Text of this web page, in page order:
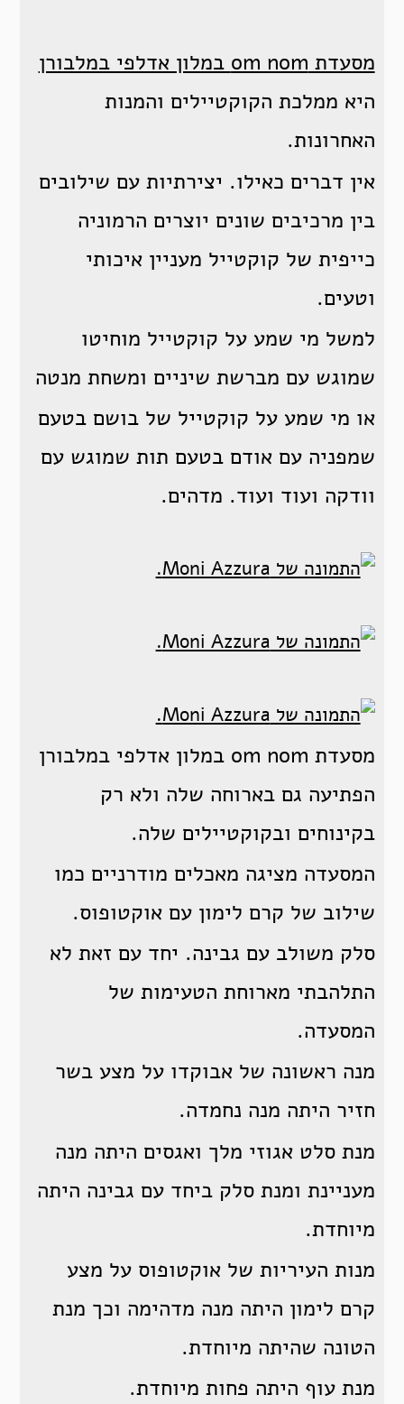
מסעדת om nom במלון אדלפי במלבורן
היא ממלכת הקוקטיילים והמנות
האחרונות.
אין דברים כאילו. יצירתיות עם שילובים
בין מרכיבים שונים יוצרים הרמוניה
כייפית של קוקטייל מעניין איכותי
וטעים.
למשל מי שמע על קוקטייל מוחיטו
שמוגש עם מברשת שיניים ומשחת מנטה
או מי שמע על קוקטייל של בושם בטעם
שמפניה עם אודם בטעם תות שמוגש עם
וודקה ועוד ועוד. מדהים.
מסעדת om nom במלון אדלפי במלבורן
הפתיעה גם בארוחה שלה ולא רק
בקינוחים ובקוקטיילים שלה.
המסעדה מציגה מאכלים מודרניים כמו
שילוב של קרם לימון עם אוקטופוס.
סלק משולב עם גבינה. יחד עם זאת לא
התלהבתי מארוחת הטעימות של
המסעדה.
מנה ראשונה של אבוקדו על מצע בשר
חזיר היתה מנה נחמדה.
מנת סלט אגוזי מלך ואגסים היתה מנה
מעניינת ומנת סלק ביחד עם גבינה היתה
מיוחדת.
מנות העיריות של אוקטופוס על מצע
קרם לימון היתה מנה מדהימה וכך מנת
הטונה שהיתה מיוחדת.
מנת עוף היתה פחות מיוחדת.